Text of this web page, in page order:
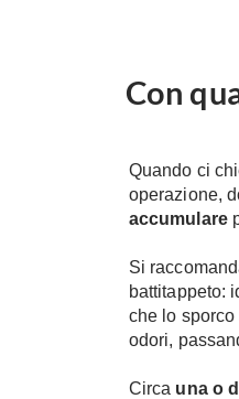
Con
Quando ci
operazione,
accumulare
Si
battitappeto:
che lo
odori,
Circa una o